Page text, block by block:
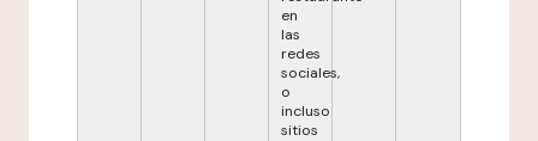
en
las
redes
sociales,
o
incluso
sitios